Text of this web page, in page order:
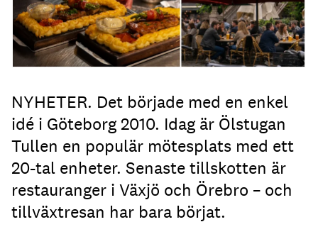
NYHETER. Det började med en enkel
idé i Göteborg 2010. Idag är Ölstugan
Tullen en populär mötesplats med ett
20-tal enheter. Senaste tillskotten är
restauranger i Växjö och Örebro – och
tillväxtresan har bara börjat.